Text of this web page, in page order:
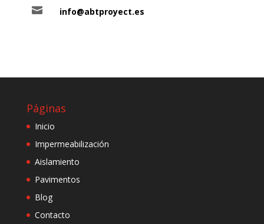
 info@abtproyect.es
Páginas
Inicio
Impermeabilización
Aislamiento
Pavimentos
Blog
Contacto